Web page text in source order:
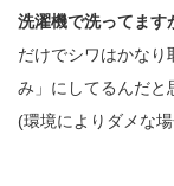
洗濯機で洗ってます
だけでシワはかな
み」にしてるんだと
(環境によりダメな